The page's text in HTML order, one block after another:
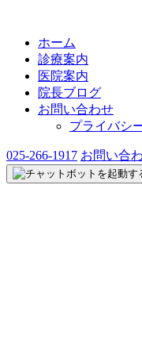
ホーム
診療案内
医院案内
院長ブログ
お問い合わせ
プライバシ
025-266-1917 お問い合